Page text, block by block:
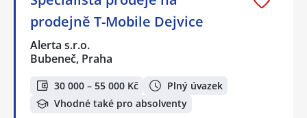
prodejně T-Mobile Dejvice
Alerta s.r.o.
Bubeneč, Praha
30 000 – 55 000 Kč
Plný úvazek
Vhodné také pro absolventy